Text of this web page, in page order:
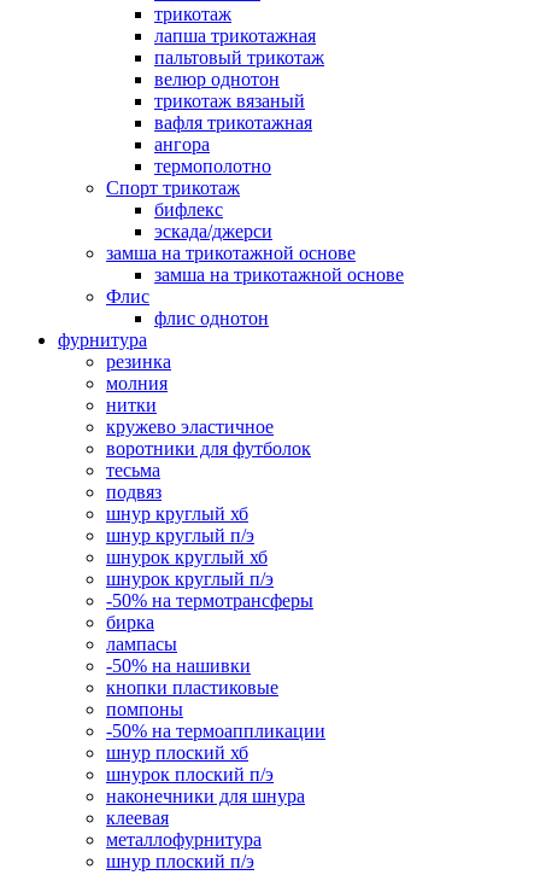
трикотаж
лапша трикотажная
пальтовый трикотаж
велюр однотон
трикотаж вязаный
вафля трикотажная
ангора
термополотно
Спорт трикотаж
бифлекс
эскада/джерси
замша на трикотажной основе
замша на трикотажной основе
Флис
флис однотон
фурнитура
резинка
молния
нитки
кружево эластичное
воротники для футболок
тесьма
подвяз
шнур круглый хб
шнур круглый п/э
шнурок круглый хб
шнурок круглый п/э
-50% на термотрансферы
бирка
лампасы
-50% на нашивки
кнопки пластиковые
помпоны
-50% на термоаппликации
шнур плоский хб
шнурок плоский п/э
наконечники для шнура
клеевая
металлофурнитура
шнур плоский п/э